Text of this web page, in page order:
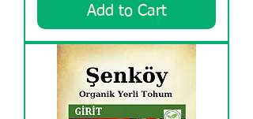
Add to Cart